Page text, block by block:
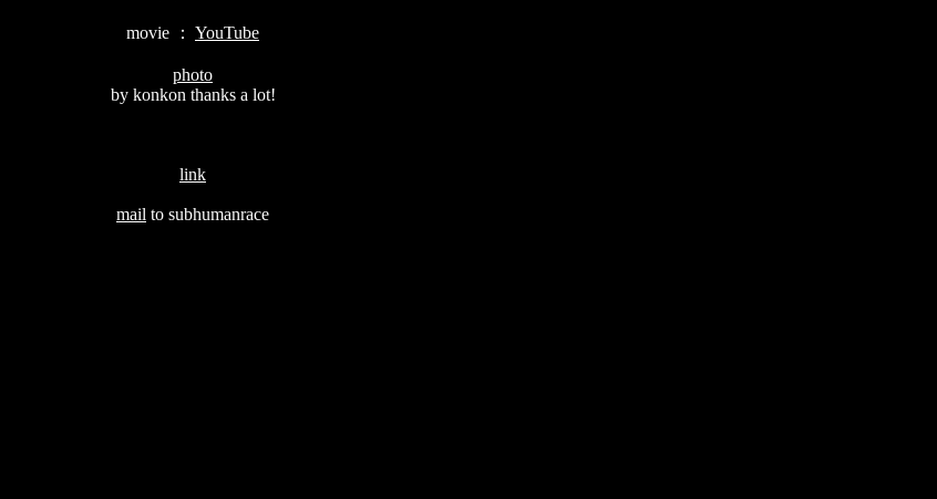
movie ： YouTube
photo
by konkon thanks a lot!
link
mail to subhumanrace